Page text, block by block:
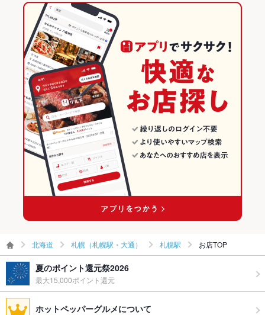
なし
その他設備 －
その他
飲み放題 なし
食べ放題 なし
お子様連れ お子様連れOK
ウェディン
グパーティ
－
－
北海道 × 創作
札幌（札幌駅・大通）のグルメランキング
札幌（札幌駅・大通）の居酒屋ランキング
札幌駅のグルメランキング
札幌駅の居酒屋ランキング
北海道 札幌（札幌駅・大通） 札幌駅 お店TOP
夏のポイント還元祭2026
最大15,000ポイント還元
ホットペッパーグルメについて